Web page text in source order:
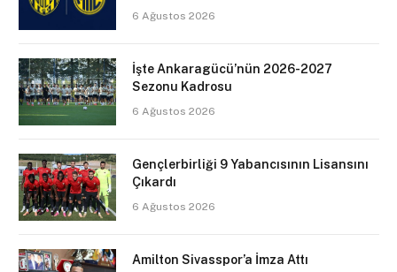
6 Ağustos 2026
İşte Ankaragücü’nün 2026-2027
Sezonu Kadrosu
6 Ağustos 2026
Gençlerbirliği 9 Yabancısının Lisansını
Çıkardı
6 Ağustos 2026
Amilton Sivasspor’a İmza Attı